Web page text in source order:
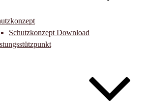
Schutzkonzept Download